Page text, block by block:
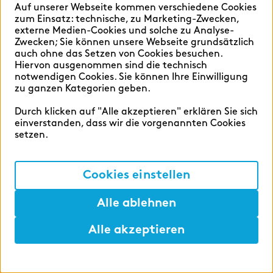
einem günstigeren Gesamtpreis. Dieses
Angebot gilt für alle festangestellten
Mitarbeitenden unserer deutschen
Gesellschaften. Development
Während der Ausbildung
Wir unterstützen dich während der
Finanzierung von Lernmitteln, Freistellungen
für Prüfungsvorbereitungen und einem
umfangreichen Weiterbildungsangebot hast
Ausbildung gute Chancen, direkt
übernommen zu werden. Bei Beginn der
Auf unserer Webseite kommen verschiedene Cookies
zum Einsatz: technische, zu Marketing-Zwecken,
externe Medien-Cookies und solche zu Analyse-
Zwecken; Sie können unsere Webseite grundsätzlich
auch ohne das Setzen von Cookies besuchen.
Hiervon ausgenommen sind die technisch
notwendigen Cookies. Sie können Ihre Einwilligung
zu ganzen Kategorien geben.
Durch klicken auf "Alle akzeptieren" erklären Sie sich
einverstanden, dass wir die vorgenannten Cookies
setzen.
Cookies einstellen
Alle ablehnen
Alle akzeptieren